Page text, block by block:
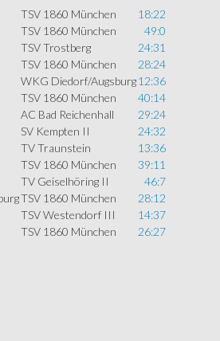
TSV 1860 München
18:22
TSV 1860 München
49:0
TSV Trostberg
24:31
TSV 1860 München
28:24
WKG Diedorf/Augsburg12:36
TSV 1860 München
40:14
AC Bad Reichenhall
29:24
SV Kempten II
24:32
TV Traunstein
13:36
TSV 1860 München
39:11
TV Geiselhöring II
46:7
TSV 1860 München
28:12
TSV Westendorf III
14:37
TSV 1860 München
26:27